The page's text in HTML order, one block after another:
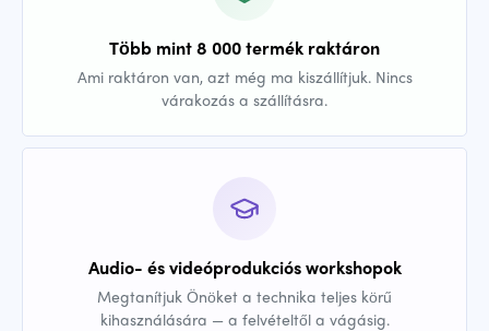
Több mint 8 000 termék raktáron
Ami raktáron van, azt még ma kiszállítjuk. Nincs
várakozás a szállításra.
Audio- és videóprodukciós workshopok
Megtanítjuk Önöket a technika teljes körű
kihasználására — a felvételtől a vágásig.